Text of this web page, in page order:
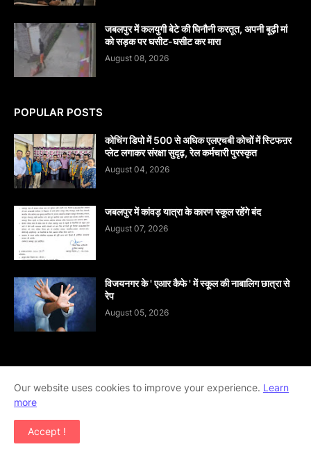
जबलपुर में कलयुगी बेटे की घिनौनी करतूत, अपनी बूढ़ी मां
को सड़क पर घसीट-घसीट कर मारा
August 08, 2026
POPULAR POSTS
कोचिंग डिपो में 500 से अधिक एलएचबी कोचों में स्टिफऩर
प्लेट लगाकर संरक्षा सुदृढ़, रेल कर्मचारी पुरस्कृत
August 04, 2026
जबलपुर में कांवड़ यात्रा के कारण स्कूल रहेंगे बंद
August 07, 2026
विजयनगर के ' एआर कैफे ' में स्कूल की नाबालिग छात्रा से
रेप
August 05, 2026
Home About contact-us
Disclaimer
Our website uses cookies to improve your experience. Learn
more
Accept !